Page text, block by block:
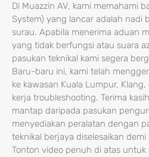
Di Muazzin AV, kami memahami
System) yang lancar adalah nadi
surau. Apabila menerima aduan
yang tidak berfungsi atau suara
pasukan teknikal kami segera
Baru-baru ini, kami telah
ke kawasan Kuala Lumpur,
kerja troubleshooting. Terima
mantap daripada pasukan
menyediakan peralatan dengan
teknikal berjaya diselesaikan
Tonton video penuh di atas